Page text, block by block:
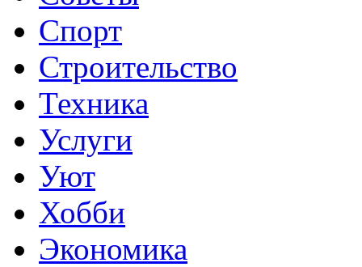
Спорт
Строительство
Техника
Услуги
Уют
Хобби
Экономика